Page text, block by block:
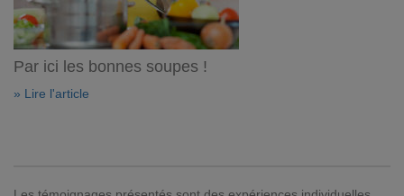
Par ici les bonnes soupes !
» Lire l'article